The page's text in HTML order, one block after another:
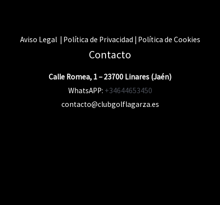
Aviso Legal | Política de Privacidad | Política de Cookies
Contacto
Calle Romea, 1 – 23700 Linares (Jaén)
WhatsAPP: +34644653450
contacto@clubgolflagarza.es